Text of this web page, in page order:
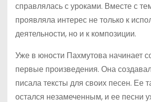
справлялась с уроками. Вместе с
проявляла интерес не только к
деятельности, но и к композиции.
Уже в юности Пахмутова начинает
первые произведения. Она
писала тексты для своих песен. Ее
остался незамеченным, и ее песни